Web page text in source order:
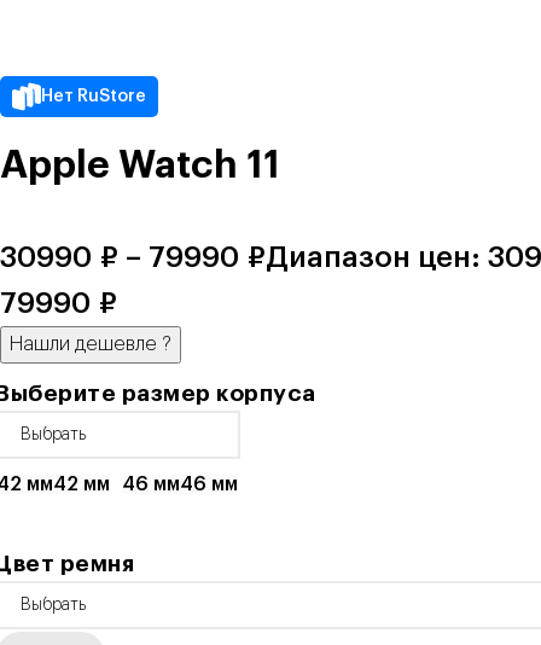
Нет RuStore
Apple Watch 11
30990 ₽ – 79990 ₽Диапазон цен:
79990 ₽
Нашли дешевле ?
размер корпуса
мм42 мм 46 мм46 мм
ремня